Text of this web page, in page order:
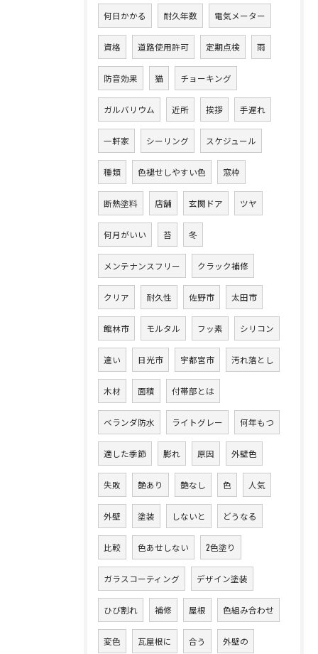
何日かかる 耐久年数 電気メーター
資格 道路使用許可 定期点検 雨
防音効果 猫 チョーキング
ガルバリウム 近所 挨拶 手遅れ
一軒家 シーリング スケジュール
種類 色褪せしやすい色 窓枠
断熱塗料 店舗 玄関ドア ツヤ
何月がいい 苔 冬
メンテナンスフリー クラック補修
クリア 耐久性 佐野市 太田市
館林市 モルタル フッ素 シリコン
違い 日光市 宇都宮市 汚れ落とし
木材 面積 付帯部とは
ベランダ防水 ライトグレー 何年もつ
適した季節 膨れ 原因 外壁色
失敗 艶あり 艶なし 色 人気
外壁 塗装 しないと どうなる
比較 色あせしない 2色塗り
ガラスコーティング デザイン塗装
ひび割れ 補修 屋根 色組み合わせ
変色 瓦屋根に 合う 外壁の